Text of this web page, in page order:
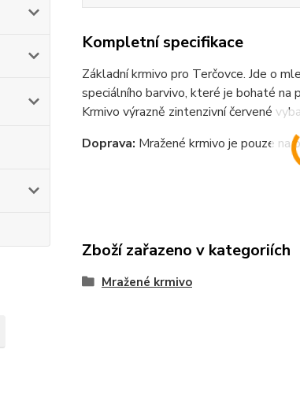
Kompletní specifikace
Základní krmivo pro Terčovce. Jde o
speciálního barvivo, které je bohaté na
Krmivo výrazně zintenzivní červené
Doprava: Mražené krmivo je pouze na
Zboží zařazeno v kategoriích
Mražené krmivo